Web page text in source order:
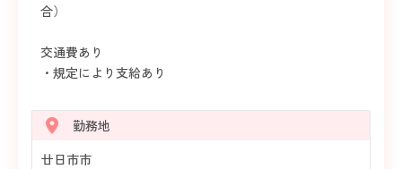
合）
交通費あり
・規定により支給あり
勤務地
廿日市市